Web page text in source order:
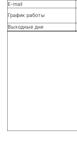
E-mail
График работы
Выходные дни